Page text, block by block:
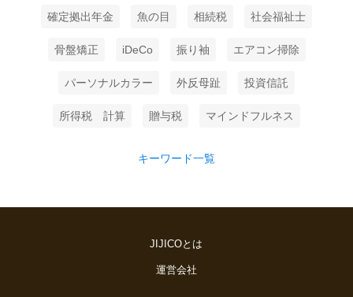
確定拠出年金 魚の目 相続税 社会福祉士
骨盤矯正 iDeCo 振り袖 エアコン掃除
パーソナルカラー 外反母趾 投資信託
所得税 計算 贈与税 マインドフルネス
キーワード一覧
JIJICOとは
運営会社